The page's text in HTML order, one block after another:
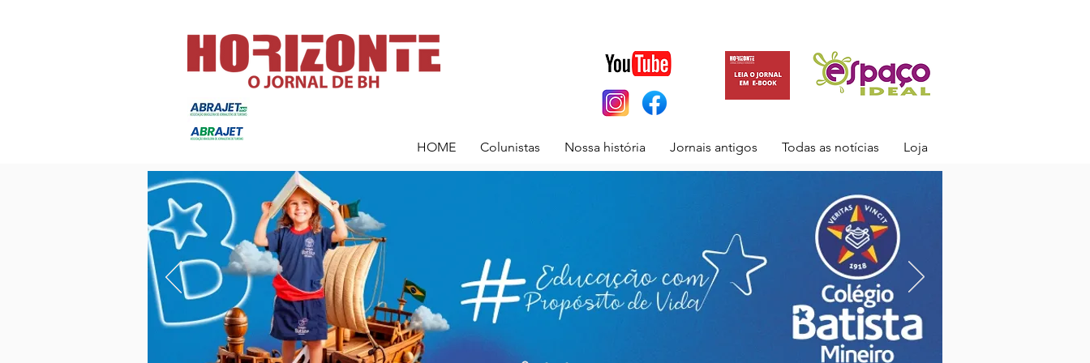
HOME Colunistas Nossa história Jornais antigos Todas as notícias Loja